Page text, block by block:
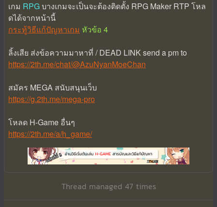
เกม RPGบางเกมจะเป็นจะต้องติดตั้ง RPG Maker RTP โหล
ดได้จากหน้านี้
กระทู้วิธีแก้ปัญหาเกม หัวข้อ 4
ลิ้งเสีย ส่งข้อความมาหาที่ / DEAD LINK send a pm to
https://2th.me/chat/@AzuNyanMoeChan
สมัคร MEGA สนับสนุนเว็บ
https://g.2th.me/mega-pro
โหลด H-Game อื่นๆ
https://2th.me/a/h_game/
Thread managed 47 times